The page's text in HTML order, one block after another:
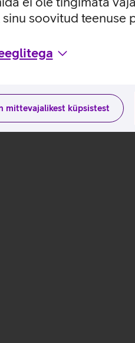
soovitud teenuse
mittevajalikest küpsistest